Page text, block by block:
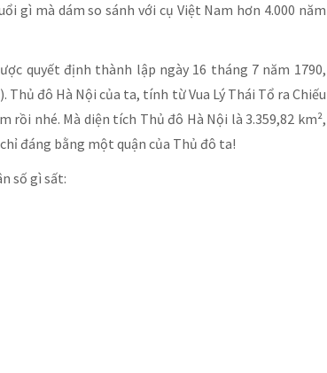
gì mà dám so sánh với cụ Việt Nam hơn 4.000 năm
quyết định thành lập ngày 16 tháng 7 năm 1790,
Thủ đô Hà Nội của ta, tính từ Vua Lý Thái Tổ ra Chiếu
rồi nhé. Mà diện tích Thủ đô Hà Nội là 3.359,82 km²,
đáng bằng một quận của Thủ đô ta!
số gì sất: